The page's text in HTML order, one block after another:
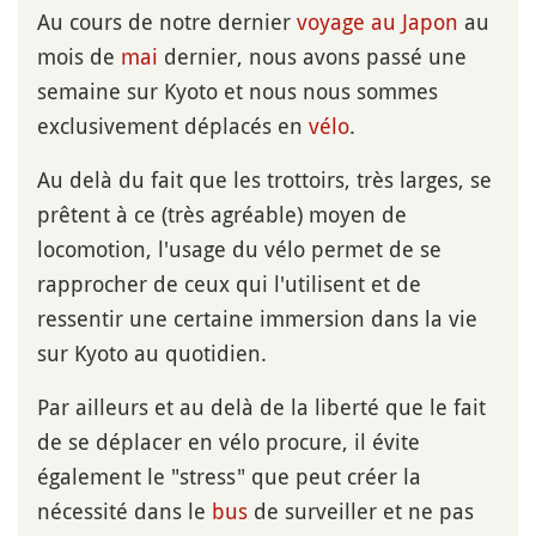
Au cours de notre dernier voyage au Japon au
mois de mai dernier, nous avons passé une
semaine sur Kyoto et nous nous sommes
exclusivement déplacés en vélo.
Au delà du fait que les trottoirs, très larges, se
prêtent à ce (très agréable) moyen de
locomotion, l'usage du vélo permet de se
rapprocher de ceux qui l'utilisent et de
ressentir une certaine immersion dans la vie
sur Kyoto au quotidien.
Par ailleurs et au delà de la liberté que le fait
de se déplacer en vélo procure, il évite
également le "stress" que peut créer la
nécessité dans le bus de surveiller et ne pas